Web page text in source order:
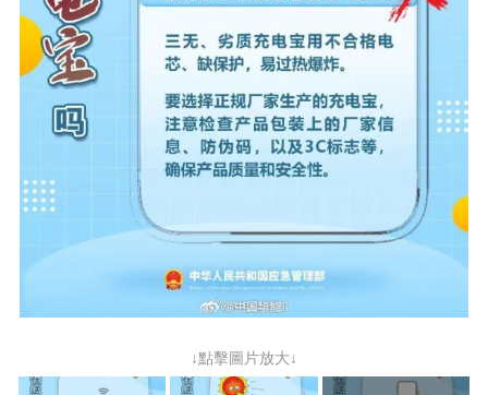
↓點擊圖片放大↓